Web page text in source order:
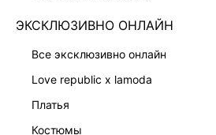
ЭКСКЛЮЗИВНО ОНЛАЙН
все эксклюзивно онлайн
love republic x lamoda
платья
костюмы
КЛИЕНТАМ
ЛИЧНЫЙ КАБИНЕТ